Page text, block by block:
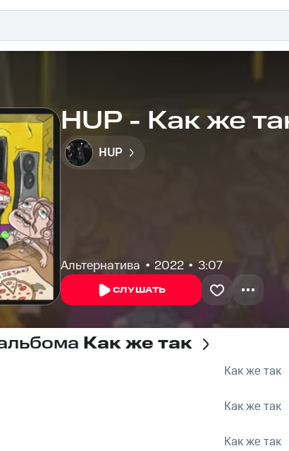
HUP - Как же
HUP
Альтернатива 2022 3:07
СЛУШАТЬ
Как же так
Как же так
Как же так
Как же так